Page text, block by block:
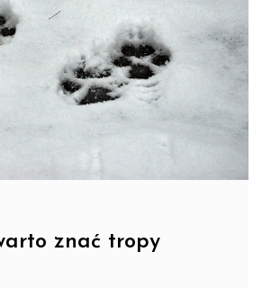
znać tropy